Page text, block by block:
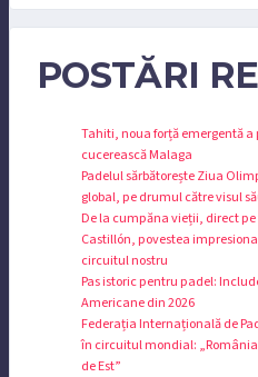
POSTĂRI
Tahiti, noua forță emergentă a
cucerească Malaga
Padelul sărbătorește Ziua
global, pe drumul către visul
De la cumpăna vieții, direct
Castillón, povestea
circuitul nostru
Pas istoric pentru padel:
Americane din 2026
Federația Internațională de
în circuitul mondial:
de Est”